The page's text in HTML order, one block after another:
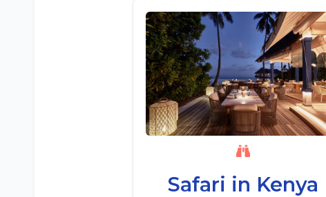
Safari in Kenya